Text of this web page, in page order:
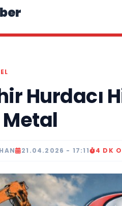
Hurdacı
21.04.2026 - 17:11 4 DK